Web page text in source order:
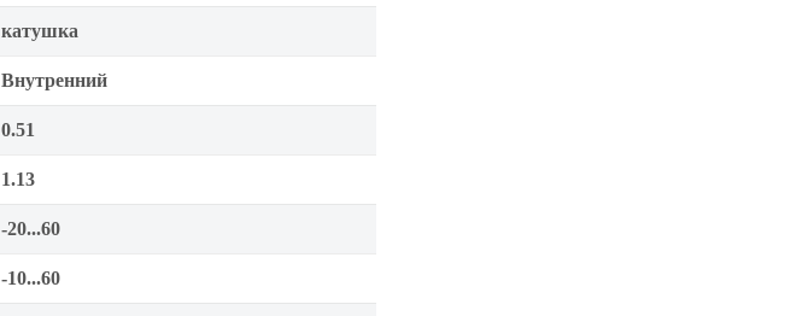
катушка
Внутренний
0.51
1.13
-20...60
-10...60